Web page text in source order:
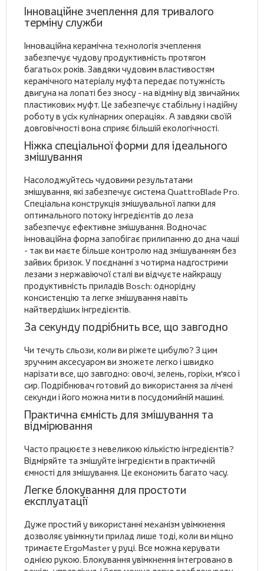
Інноваційне зчеплення для тривалого
терміну служби
Інноваційна керамічна технологія зчеплення
забезпечує чудову продуктивність протягом
багатьох років. Завдяки чудовим властивостям
керамічного матеріалу муфта передає потужність
двигуна на лопаті без зносу - на відміну від звичайних
пластикових муфт. Це забезпечує стабільну і надійну
роботу в усіх кулінарних операціях. А завдяки своїй
довговічності вона сприяє більшій екологічності.
Ніжка спеціальної форми для ідеального
змішування
Насолоджуйтесь чудовими результатами
змішування, які забезпечує система QuattroBlade Pro.
Спеціальна конструкція змішувальної лапки для
оптимального потоку інгредієнтів до леза
забезпечує ефективне змішування. Водночас
інноваційна форма запобігає прилипанню до дна чаші
- так ви маєте більше контролю над змішуванням без
зайвих бризок. У поєднанні з чотирма надгострими
лезами з нержавіючої сталі ви відчуєте найкращу
продуктивність приладів Bosch: однорідну
консистенцію та легке змішування навіть
найтвердіших інгредієнтів.
За секунду подрібнить все, що завгодно
Чи течуть сльози, коли ви ріжете цибулю? З цим
зручним аксесуаром ви зможете легко і швидко
нарізати все, що завгодно: овочі, зелень, горіхи, м'ясо і
сир. Подрібнювач готовий до використання за лічені
секунди і його можна мити в посудомийній машині.
Практична ємність для змішування та
відмірювання
Часто працюєте з невеликою кількістю інгредієнтів?
Відміряйте та змішуйте інгредієнти в практичній
ємності для змішування. Це економить багато часу.
Легке блокування для простоти
експлуатації
Дуже простий у використанні механізм увімкнення
дозволяє увімкнути прилад лише тоді, коли ви міцно
тримаєте ErgoMaster у руці. Все можна керувати
однією рукою. Блокування увімкнення інтегровано в